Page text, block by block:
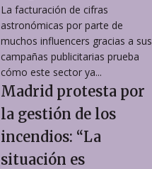
La facturación de cifras
astronómicas por parte de
muchos influencers gracias a sus
campañas publicitarias prueba
cómo este sector ya...
Madrid protesta por
la gestión de los
incendios: “La
situación es